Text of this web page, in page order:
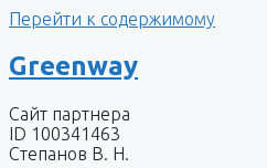
Перейти к содержимому
Greenway
Сайт партнера
ID 100341463
Степанов В. Н.